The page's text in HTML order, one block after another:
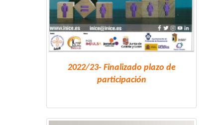
2022/23- Finalizado plazo de
participación